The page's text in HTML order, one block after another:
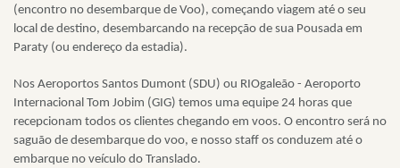
(encontro no desembarque de Voo), começando viagem até o seu
local de destino, desembarcando na recepção de sua Pousada em
Paraty (ou endereço da estadia).
Nos Aeroportos Santos Dumont (SDU) ou RIOgaleão - Aeroporto
Internacional Tom Jobim (GIG) temos uma equipe 24 horas que
recepcionam todos os clientes chegando em voos. O encontro será no
saguão de desembarque do voo, e nosso staff os conduzem até o
embarque no veículo do Translado.